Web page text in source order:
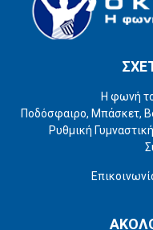
Η φωνή
Ποδόσφαιρο, Μπάσκετ,
Ρυθμική